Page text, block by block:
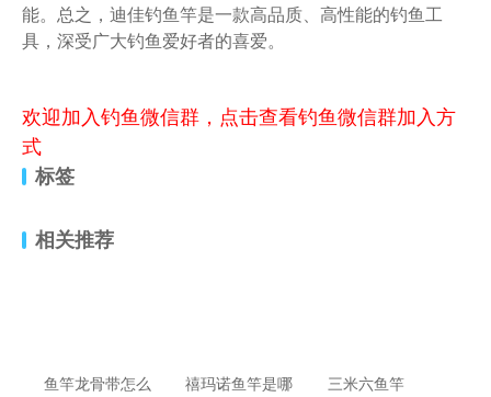
能。总之，迪佳钓鱼竿是一款高品质、高性能的钓鱼工
具，深受广大钓鱼爱好者的喜爱。
欢迎加入钓鱼微信群，点击查看钓鱼微信群加入方
式
标签
相关推荐
鱼竿龙骨带怎么
禧玛诺鱼竿是哪
三米六鱼竿